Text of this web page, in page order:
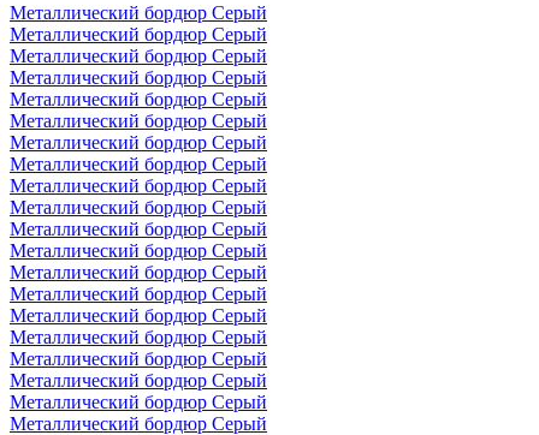
Металлический бордюр Серый
Металлический бордюр Серый
Металлический бордюр Серый
Металлический бордюр Серый
Металлический бордюр Серый
Металлический бордюр Серый
Металлический бордюр Серый
Металлический бордюр Серый
Металлический бордюр Серый
Металлический бордюр Серый
Металлический бордюр Серый
Металлический бордюр Серый
Металлический бордюр Серый
Металлический бордюр Серый
Металлический бордюр Серый
Металлический бордюр Серый
Металлический бордюр Серый
Металлический бордюр Серый
Металлический бордюр Серый
Металлический бордюр Серый